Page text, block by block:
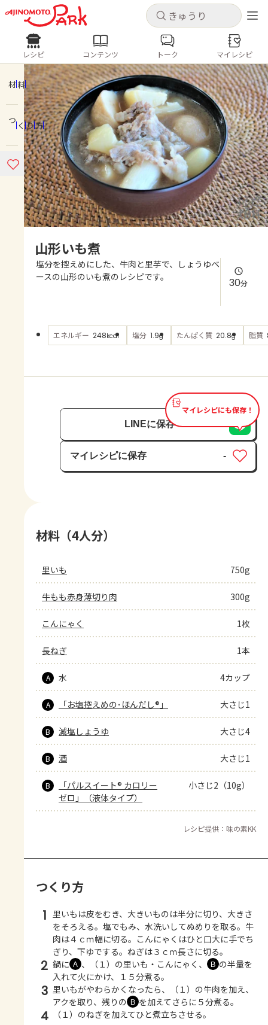
キャンセル
ログインするとレシピを保存できます
ログイン 新規登録
ホーム
コンテンツ
レシピ
よくあるお問い合わせ
AJINOMOTO PARK とは
キャンセル
レシピ コンテンツ
人気の食材・レシピ
きゅうり なす トマト
とうもろこし
ピーマン
みょうが ゴーヤ
レシピ コンテンツ トーク マイレシピ
材料
つくり方
山形いも煮
塩分を控えめにした、牛肉と里芋で、しょうゆベ
ースの山形のいも煮のレシピです。
30分
エネルギー 248kcal 塩分 1.9g たんぱく質 20.8g 脂質
マイレシピにも保存！
LINEに保存
マイレシピに保存
保存済み
-
材料（4人分）
里いも 750g
牛もも赤身薄切り肉 300g
こんにゃく 1枚
長ねぎ 1本
A 水 4カップ
A 「お塩控えめの･ほんだし®」 大さじ1
B 減塩しょうゆ 大さじ4
B 酒 大さじ1
B
「パルスイート® カロリー
ゼロ」（液体タイプ）
小さじ2（10g）
レシピ提供：味の素KK
つくり方
1 里いもは皮をむき、大きいものは半分に切り、大きさ
をそろえる。塩でもみ、水洗いしてぬめりを取る。牛
肉は４ｃｍ幅に切る。こんにゃくはひと口大に手でち
ぎり、下ゆでする。ねぎは３ｃｍ長さに切る。
2 鍋に Ａ 、（１）の里いも・こんにゃく、 Ｂ の半量を
入れて火にかけ、１５分煮る。
3 里いもがやわらかくなったら、（１）の牛肉を加え、
アクを取り、残りの Ｂ を加えてさらに５分煮る。
4 （１）のねぎを加えてひと煮立ちさせる。